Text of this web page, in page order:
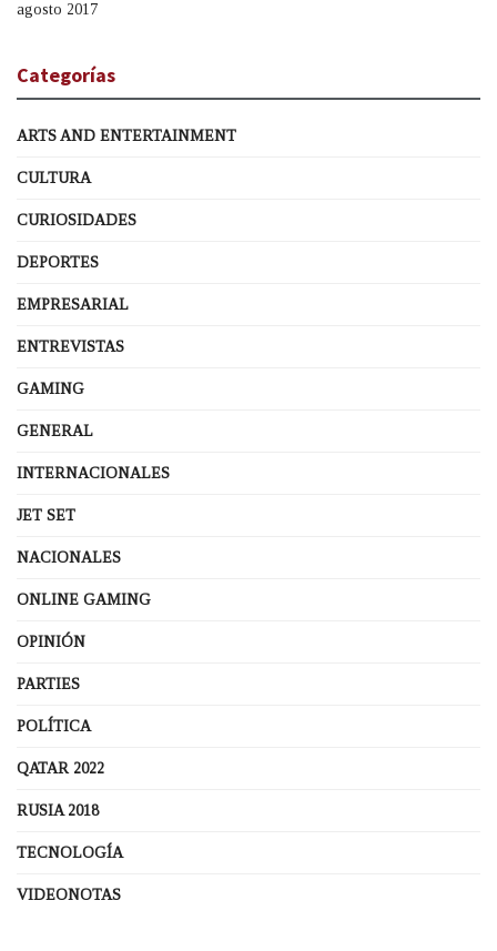
agosto 2017
Categorías
ARTS AND ENTERTAINMENT
CULTURA
CURIOSIDADES
DEPORTES
EMPRESARIAL
ENTREVISTAS
GAMING
GENERAL
INTERNACIONALES
JET SET
NACIONALES
ONLINE GAMING
OPINIÓN
PARTIES
POLÍTICA
QATAR 2022
RUSIA 2018
TECNOLOGÍA
VIDEONOTAS